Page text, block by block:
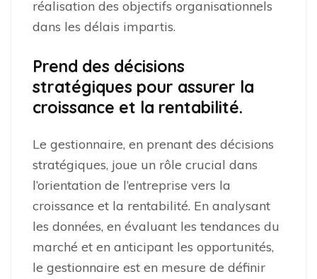
réalisation des objectifs organisationnels
dans les délais impartis.
Prend des décisions
stratégiques pour assurer la
croissance et la rentabilité.
Le gestionnaire, en prenant des décisions
stratégiques, joue un rôle crucial dans
l’orientation de l’entreprise vers la
croissance et la rentabilité. En analysant
les données, en évaluant les tendances du
marché et en anticipant les opportunités,
le gestionnaire est en mesure de définir